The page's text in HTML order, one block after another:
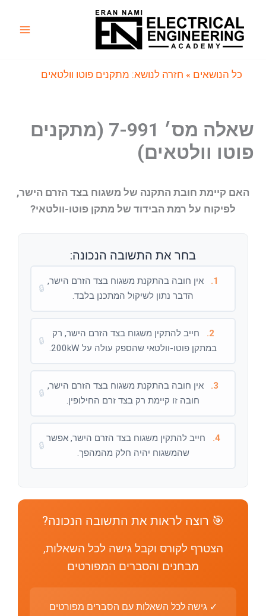
כל הנושאים » חזרה לנושא: מתקנים פוטו וולטאים
שאלה מס׳ 7-991 (מתקנים
פוטו וולטאים)
האם קיימת חובת התקנה של משגוח בצד הזרם הישר,
לפיקוח על רמת הבידוד של מתקן פוטו-וולטאי?
בחר את התשובה הנכונה:
1.
אין חובה בהתקנת משגוח בצד הזרם הישר,
הדבר נתון לשיקול המתכנן בלבד.
🔒
2.
חייב להתקין משגוח בצד הזרם הישר, רק
במתקן פוטו-וולטאי שהספק עולה על 200kW.
🔒
3.
אין חובה בהתקנת משגוח בצד הזרם הישר,
חובה זו קיימת רק בצד זרם החילופין.
🔒
4.
חייב להתקין משגוח בצד הזרם הישר, אפשר
שהמשגוח יהיה חלק מהמהפך.
🔒
🎯 רוצה לראות את התשובה הנכונה?
הצטרף לקורס וקבל גישה לכל השאלות,
מבחנים והסברים המפורטים
✓ גישה לכל השאלות עם הסברים מפורטים